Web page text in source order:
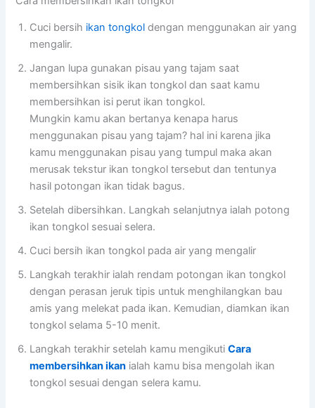
Cuci bersih ikan tongkol dengan menggunakan air yang
mengalir.
Jangan lupa gunakan pisau yang tajam saat
membersihkan sisik ikan tongkol dan saat kamu
membersihkan isi perut ikan tongkol.
Mungkin kamu akan bertanya kenapa harus
menggunakan pisau yang tajam? hal ini karena jika
kamu menggunakan pisau yang tumpul maka akan
merusak tekstur ikan tongkol tersebut dan tentunya
hasil potongan ikan tidak bagus.
Setelah dibersihkan. Langkah selanjutnya ialah potong
ikan tongkol sesuai selera.
Cuci bersih ikan tongkol pada air yang mengalir
Langkah terakhir ialah rendam potongan ikan tongkol
dengan perasan jeruk tipis untuk menghilangkan bau
amis yang melekat pada ikan. Kemudian, diamkan ikan
tongkol selama 5-10 menit.
Langkah terakhir setelah kamu mengikutiCara
membersihkan ikan ialah kamu bisa mengolah ikan
tongkol sesuai dengan selera kamu.